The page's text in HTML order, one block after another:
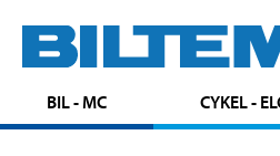
BIL - MC CYKEL -